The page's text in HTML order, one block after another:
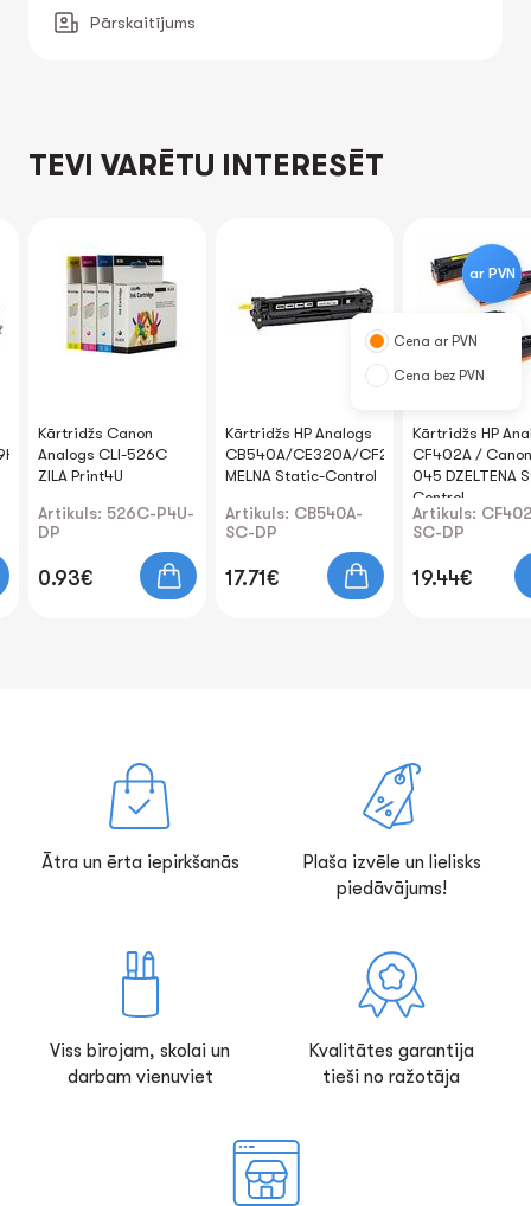
Pārskaitījums
TEVI VARĒTU INTERESĒT
Kārtridžs Canon
Analogs CLI-526C
ZILA Print4U
Artikuls: 526C-P4U-
DP
0.93€
Kārtridžs HP Analogs
CB540A/CE320A/CF210A/CRG716
MELNA Static-Control
Artikuls: CB540A-
SC-DP
17.71€
Kārtridžs HP
CF402A /
045 DZELTENA
Control
Artikuls:
SC-DP
19.44€
ar PVN
Cena ar PVN
Cena bez PVN
Ātra un ērta iepirkšanās
Plaša izvēle un lielisks
piedāvājums!
Viss birojam, skolai un
darbam vienuviet
Kvalitātes garantija
tieši no ražotāja